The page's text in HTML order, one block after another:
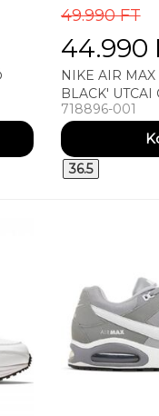
49.990 FT
44.990
NIKE AIR
BLACK' UTCAI
718896-001
36.5